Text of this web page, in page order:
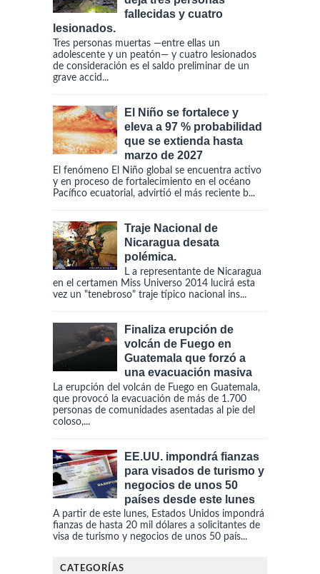
fallecidas y cuatro
lesionados.
Tres personas muertas —entre ellas un
adolescente y un peatón— y cuatro lesionados
de consideración es el saldo preliminar de un
grave accid...
El Niño se fortalece y
eleva a 97 % probabilidad
que se extienda hasta
marzo de 2027
El fenómeno El Niño global se encuentra activo
y en proceso de fortalecimiento en el océano
Pacífico ecuatorial, advirtió el más reciente b...
Traje Nacional de
Nicaragua desata
polémica.
L a representante de Nicaragua
en el certamen Miss Universo 2014 lucirá esta
vez un "tenebroso" traje típico nacional ins...
Finaliza erupción de
volcán de Fuego en
Guatemala que forzó a
una evacuación masiva
La erupción del volcán de Fuego en Guatemala,
que provocó la evacuación de más de 1.700
personas de comunidades asentadas al pie del
coloso,...
EE.UU. impondrá fianzas
para visados de turismo y
negocios de unos 50
países desde este lunes
A partir de este lunes, Estados Unidos impondrá
fianzas de hasta 20 mil dólares a solicitantes de
visa de turismo y negocios de unos 50 país...
CATEGORÍAS